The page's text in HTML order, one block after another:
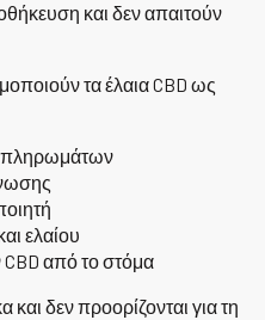
και δεν απαιτούν
τα έλαια CBD ως
ελαίου
από το στόμα
και δεν προορίζονται για τη